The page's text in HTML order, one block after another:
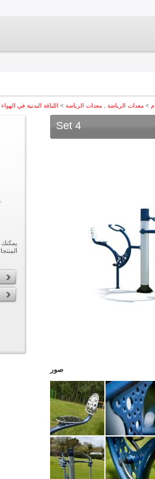
> معدات الرياضة معدات الرياضة > اللياقة البدنية في
Set 4
صور